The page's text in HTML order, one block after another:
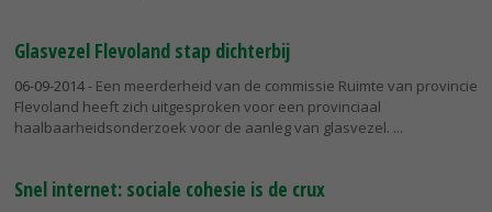
Glasvezel Flevoland stap dichterbij
06-09-2014- Een meerderheid van de commissie Ruimte van provincie
Flevoland heeft zich uitgesproken voor een provinciaal
haalbaarheidsonderzoek voor de aanleg van glasvezel.
Snel internet: sociale cohesie is de crux